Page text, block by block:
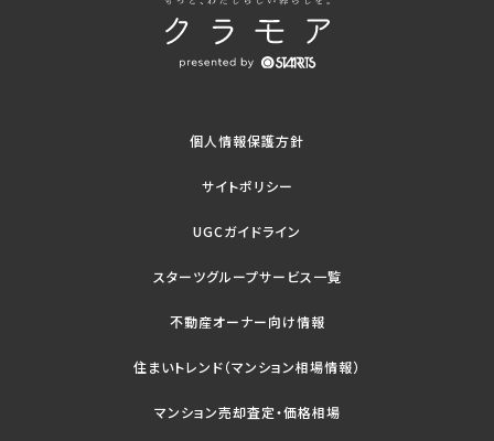
個人情報保護方針
サイトポリシー
UGCガイドライン
スターツグループサービス一覧
不動産オーナー向け情報
住まいトレンド（マンション相場情報）
マンション売却査定・価格相場